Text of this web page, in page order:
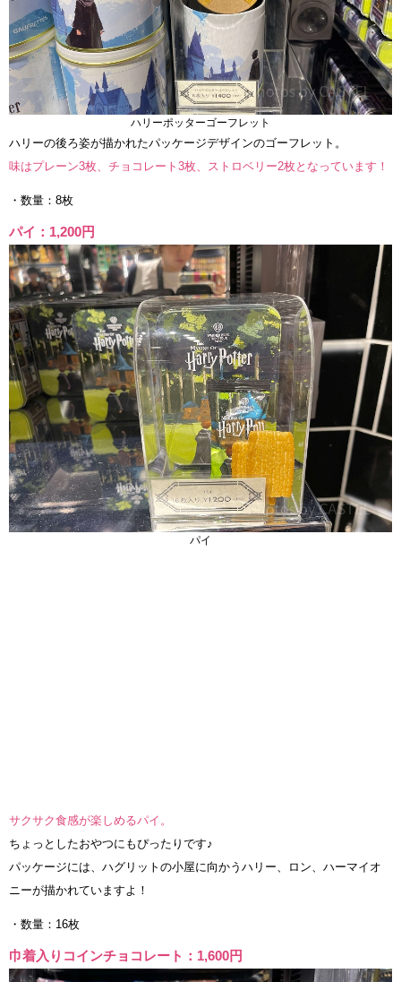
ハリーポッターゴーフレット
ハリーの後ろ姿が描かれたパッケージデザインのゴーフレット。
味はプレーン3枚、チョコレート3枚、ストロベリー2枚となっています！
・数量：8枚
パイ：1,200円
パイ
サクサク食感が楽しめるパイ。
ちょっとしたおやつにもぴったりです♪
パッケージには、ハグリットの小屋に向かうハリー、ロン、ハーマイオ
ニーが描かれていますよ！
・数量：16枚
巾着入りコインチョコレート：1,600円